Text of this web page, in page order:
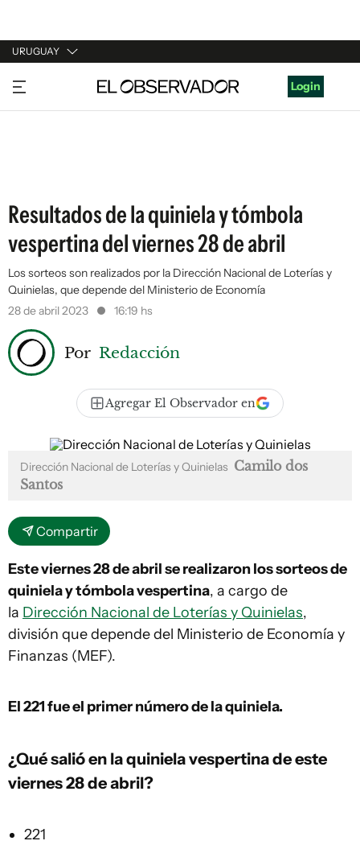
URUGUAY
URUGUAY
ARGENTINA
Login
Resultados de la quiniela y tómbola
vespertina del viernes 28 de abril
Los sorteos son realizados por la Dirección Nacional de Loterías y
Quinielas, que depende del Ministerio de Economía
28 de abril 2023
16:19 hs
Por Redacción
Agregar El Observador en
Dirección Nacional de Loterías y Quinielas Camilo dos
Santos
Compartir
Este viernes 28 de abril se realizaron los sorteos de
quiniela y tómbola vespertina, a cargo de
la Dirección Nacional de Loterías y Quinielas,
división que depende del Ministerio de Economía y
Finanzas (MEF).
El 221fue el primer número de la quiniela.
¿Qué salió en la quiniela vespertina de este
viernes 28 de abril?
221